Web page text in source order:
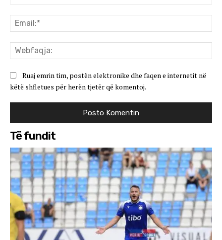
Ruaj emrin tim, postën elektronike dhe faqen e internetit në
këtë shfletues për herën tjetër që komentoj.
Të fundit